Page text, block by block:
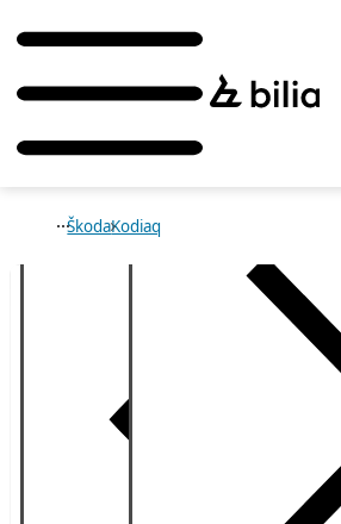
ŠkodaKodiaq